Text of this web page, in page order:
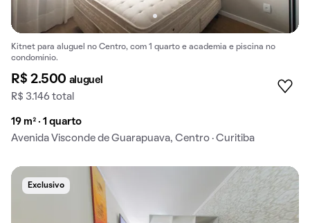
Kitnet para aluguel no Centro, com 1 quarto e academia e piscina no
condomínio.
R$ 2.500 aluguel
R$ 3.146 total
19 m² · 1 quarto
Avenida Visconde de Guarapuava, Centro · Curitiba
Exclusivo